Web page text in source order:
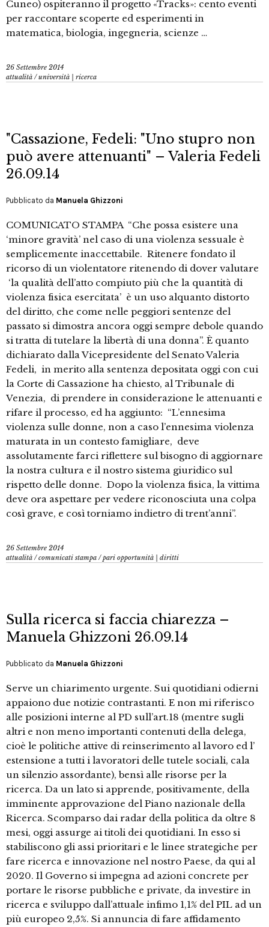
Cuneo) ospiteranno il progetto «Tracks»: cento eventi
per raccontare scoperte ed esperimenti in
matematica, biologia, ingegneria, scienze …
26 Settembre 2014
attualità /università | ricerca
"Cassazione, Fedeli: "Uno stupro non
può avere attenuanti" – Valeria Fedeli
26.09.14
Pubblicato da Manuela Ghizzoni
COMUNICATO STAMPA “Che possa esistere una
‘minore gravità’ nel caso di una violenza sessuale è
semplicemente inaccettabile. Ritenere fondato il
ricorso di un violentatore ritenendo di dover valutare
‘la qualità dell’atto compiuto più che la quantità di
violenza fisica esercitata’ è un uso alquanto distorto
del diritto, che come nelle peggiori sentenze del
passato si dimostra ancora oggi sempre debole quando
si tratta di tutelare la libertà di una donna”. È quanto
dichiarato dalla Vicepresidente del Senato Valeria
Fedeli, in merito alla sentenza depositata oggi con cui
la Corte di Cassazione ha chiesto, al Tribunale di
Venezia, di prendere in considerazione le attenuanti e
rifare il processo, ed ha aggiunto: “L’ennesima
violenza sulle donne, non a caso l’ennesima violenza
maturata in un contesto famigliare, deve
assolutamente farci riflettere sul bisogno di aggiornare
la nostra cultura e il nostro sistema giuridico sul
rispetto delle donne. Dopo la violenza fisica, la vittima
deve ora aspettare per vedere riconosciuta una colpa
così grave, e così torniamo indietro di trent’anni”.
26 Settembre 2014
attualità /comunicati stampa /pari opportunità | diritti
Sulla ricerca si faccia chiarezza –
Manuela Ghizzoni 26.09.14
Pubblicato da Manuela Ghizzoni
Serve un chiarimento urgente. Sui quotidiani odierni
appaiono due notizie contrastanti. E non mi riferisco
alle posizioni interne al PD sull’art.18 (mentre sugli
altri e non meno importanti contenuti della delega,
cioè le politiche attive di reinserimento al lavoro ed l’
estensione a tutti i lavoratori delle tutele sociali, cala
un silenzio assordante), bensì alle risorse per la
ricerca. Da un lato si apprende, positivamente, della
imminente approvazione del Piano nazionale della
Ricerca. Scomparso dai radar della politica da oltre 8
mesi, oggi assurge ai titoli dei quotidiani. In esso si
stabiliscono gli assi prioritari e le linee strategiche per
fare ricerca e innovazione nel nostro Paese, da qui al
2020. Il Governo si impegna ad azioni concrete per
portare le risorse pubbliche e private, da investire in
ricerca e sviluppo dall’attuale infimo 1,1% del PIL ad un
più europeo 2,5%. Si annuncia di fare affidamento